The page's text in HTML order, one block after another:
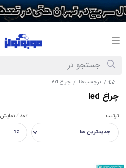
/ برچسب‌ها / چراغ led
چراغ led
ترتیب تعداد نمایش